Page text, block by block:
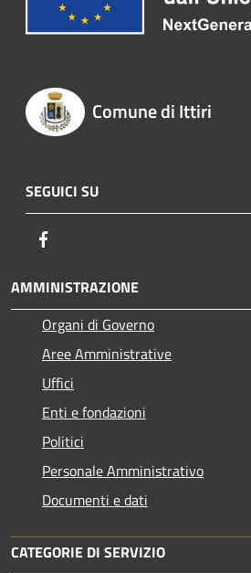
Comune di Ittiri
SEGUICI SU
AMMINISTRAZIONE
Organi di Governo
Aree Amministrative
Uffici
Enti e fondazioni
Politici
Personale Amministrativo
Documenti e dati
CATEGORIE DI SERVIZIO